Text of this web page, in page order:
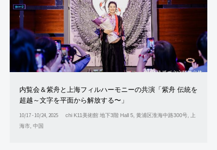
内覧会＆紫舟と上海フィルハーモニーの共演「紫舟 伝統を
超越～文字を平面から解放する〜」
10/17 - 10/24, 2025
chi K11美術館 地下3階 Hall 5, 黄浦区淮海中路300号, 上
海市, 中国